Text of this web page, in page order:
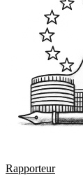
Rapporteur